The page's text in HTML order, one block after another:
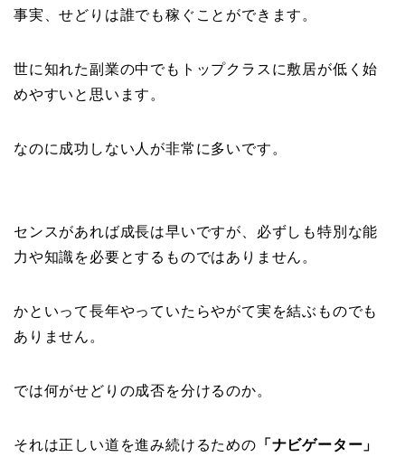
事実、せどりは誰でも稼ぐことができます。
世に知れた副業の中でもトップクラスに敷居が低く始
めやすいと思います。
なのに成功しない人が非常に多いです。
センスがあれば成長は早いですが、必ずしも特別な能
力や知識を必要とするものではありません。
かといって長年やっていたらやがて実を結ぶものでも
ありません。
では何がせどりの成否を分けるのか。
それは正しい道を進み続けるための 「ナビゲーター」